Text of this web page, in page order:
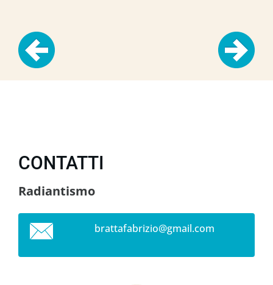
CONTATTI
Radiantismo
brattafabrizio@gmail.com